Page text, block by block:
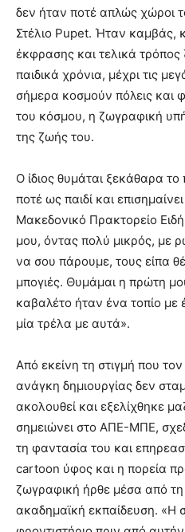
δεν ήταν ποτέ απλώς χώροι
Στέλιο Pupet. Ήταν καμβάς,
έκφρασης και τελικά
παιδικά χρόνια, μέχρι τις
σήμερα κοσμούν πόλεις και
του κόσμου, η ζωγραφική
της ζωής του.
Ο ίδιος θυμάται ξεκάθαρα
ποτέ ως παιδί και
Μακεδονικό Πρακτορείο
μου, όντας πολύ μικρός, με
να σου πάρουμε, τους είπα
μπογιές. Θυμάμαι η πρώτη
καβαλέτο ήταν ένα τοπίο με
μία τρέλα με αυτά».
Από εκείνη τη στιγμή που
ανάγκη δημιουργίας δεν
ακολουθεί και εξελίχθηκε
σημειώνει στο ΑΠΕ-ΜΠΕ,
τη φαντασία του και
cartoon ύφος και η πορεία
ζωγραφική ήρθε μέσα από τη
ακαδημαϊκή εκπαίδευση. «Η